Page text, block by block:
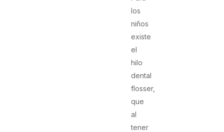
los
niños
existe
el
hilo
dental
flosser,
que
al
tener